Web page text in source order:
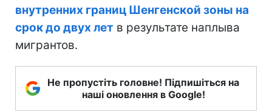
внутренних границ Шенгенской зоны на
срок до двух лет в результате наплыва
мигрантов.
Не пропустіть головне! Підпишіться на
наші оновлення в Google!